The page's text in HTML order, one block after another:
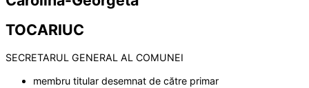
TOCARIUC
SECRETARUL GENERAL AL COMUNEI
membru titular desemnat de către primar